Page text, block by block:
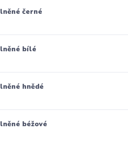
černé
bílé
hnědé
béžové